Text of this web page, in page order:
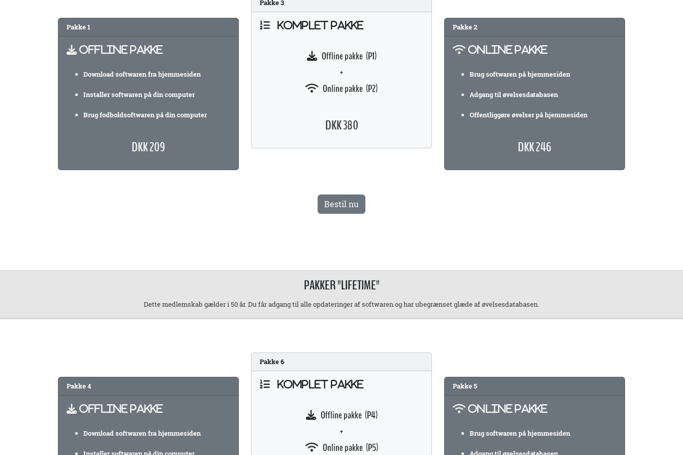
Pakke 1
OFFLINE PAKKE
Download softwaren fra hjemmesiden
Installer softwaren på din computer
Brug fodboldsoftwaren på din computer
DKK 209
Pakke3
KOMPLET PAKKE
Offline pakke (P1)
+
Online pakke (P2)
DKK 380
Pakke2
ONLINE PAKKE
Brug softwaren på hjemmesiden
Adgang til øvelsesdatabasen
Offentliggøre øvelser på hjemmesiden
DKK 246
Bestil nu
PAKKER "LIFETIME"
Dette medlemskab gælder i 50 år. Du får adgang til alle opdateringer af softwaren og har ubegrænset glæde af øvelsesdatabasen.
Pakke 4
OFFLINE PAKKE
Download softwaren fra hjemmesiden
Pakke6
KOMPLET PAKKE
Offline pakke (P4)
+
Online pakke (P5)
Pakke5
ONLINE PAKKE
Brug softwaren på hjemmesiden